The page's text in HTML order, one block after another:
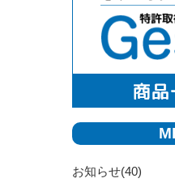
お知らせ(40)